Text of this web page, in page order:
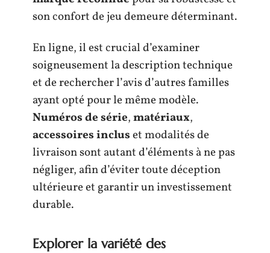
son confort de jeu demeure déterminant.
En ligne, il est crucial d’examiner
soigneusement la description technique
et de rechercher l’avis d’autres familles
ayant opté pour le même modèle.
Numéros de série,matériaux,
accessoires incluset modalités de
livraison sont autant d’éléments à ne pas
négliger, afin d’éviter toute déception
ultérieure et garantir un investissement
durable.
Explorer la variété des